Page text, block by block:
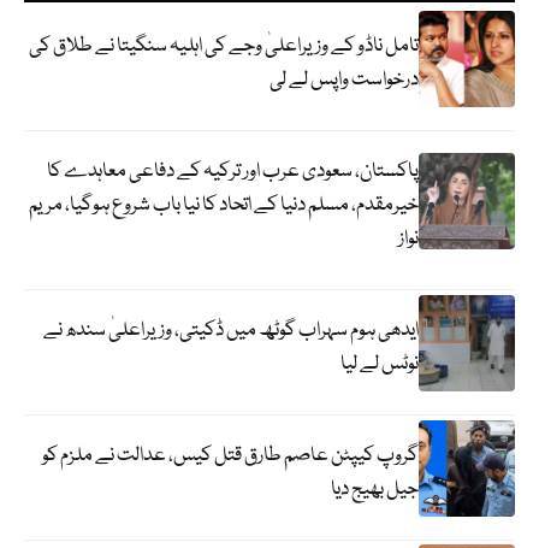
تامل ناڈو کے وزیراعلیٰ وجے کی اہلیہ سنگیتا نے طلاق کی
درخواست واپس لے لی
پاکستان، سعودی عرب اور ترکیہ کے دفاعی معاہدے کا
خیرمقدم، مسلم دنیا کے اتحاد کا نیا باب شروع ہوگیا، مریم
نواز
ایدھی ہوم سہراب گوٹھ میں ڈکیتی، وزیراعلیٰ سندھ نے
نوٹس لے لیا
گروپ کیپٹن عاصم طارق قتل کیس، عدالت نے ملزم کو
جیل بھیج دیا